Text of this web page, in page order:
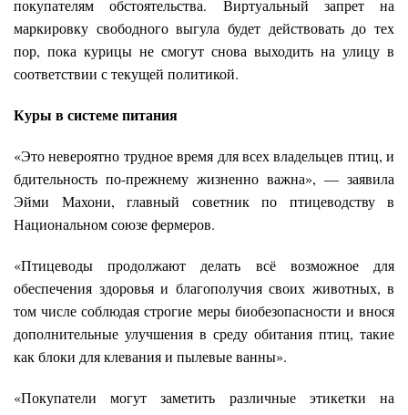
покупателям обстоятельства. Виртуальный запрет на
маркировку свободного выгула будет действовать до тех
пор, пока курицы не смогут снова выходить на улицу в
соответствии с текущей политикой.
Куры в системе питания
«Это невероятно трудное время для всех владельцев птиц, и
бдительность по-прежнему жизненно важна», — заявила
Эйми Махони, главный советник по птицеводству в
Национальном союзе фермеров.
«Птицеводы продолжают делать всё возможное для
обеспечения здоровья и благополучия своих животных, в
том числе соблюдая строгие меры биобезопасности и внося
дополнительные улучшения в среду обитания птиц, такие
как блоки для клевания и пылевые ванны».
«Покупатели могут заметить различные этикетки на